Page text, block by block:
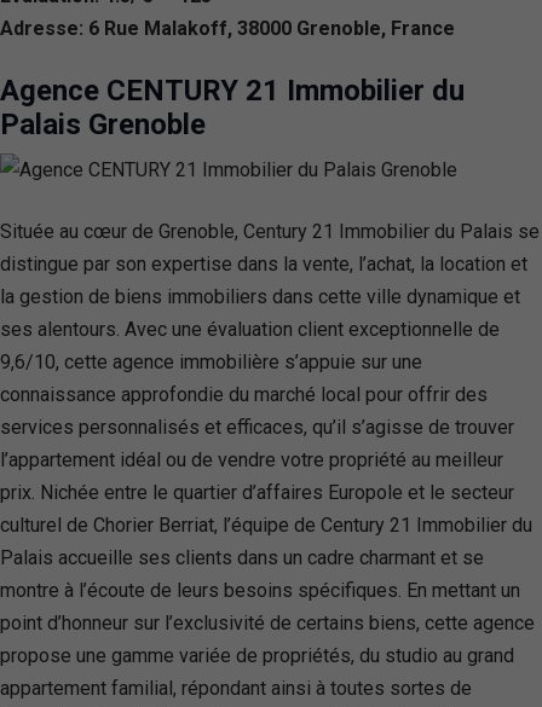
Adresse: 6 Rue Malakoff, 38000 Grenoble, France
Agence CENTURY 21 Immobilier du
Palais Grenoble
Située au cœur de Grenoble, Century 21 Immobilier du Palais se
distingue par son expertise dans la vente, l’achat, la location et
la gestion de biens immobiliers dans cette ville dynamique et
ses alentours. Avec une évaluation client exceptionnelle de
9,6/10, cette agence immobilière s’appuie sur une
connaissance approfondie du marché local pour offrir des
services personnalisés et efficaces, qu’il s’agisse de trouver
l’appartement idéal ou de vendre votre propriété au meilleur
prix. Nichée entre le quartier d’affaires Europole et le secteur
culturel de Chorier Berriat, l’équipe de Century 21 Immobilier du
Palais accueille ses clients dans un cadre charmant et se
montre à l’écoute de leurs besoins spécifiques. En mettant un
point d’honneur sur l’exclusivité de certains biens, cette agence
propose une gamme variée de propriétés, du studio au grand
appartement familial, répondant ainsi à toutes sortes de